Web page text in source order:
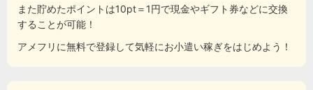
また貯めたポイントは10pt＝1円で現金やギフト券などに交換
することが可能！
アメフリに無料で登録して気軽にお小遣い稼ぎをはじめよう！